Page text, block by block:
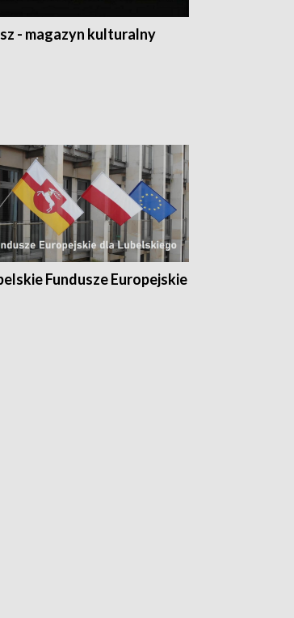
- magazyn kulturalny
Fundusze Europejskie